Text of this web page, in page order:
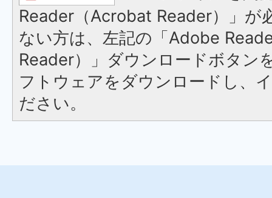
Reader（Acrobat Reader）」が
ない方は、左記の「Adobe
Reader）」ダウンロードボタン
フトウェアをダウンロードし、
ださい。